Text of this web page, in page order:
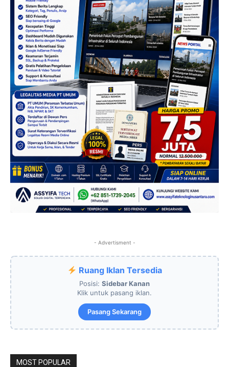
- Advertisment -
Ruang Iklan Tersedia
Posisi: Sidebar Kanan
Klik untuk pasang iklan.
Pasang Sekarang
MOST POPULAR